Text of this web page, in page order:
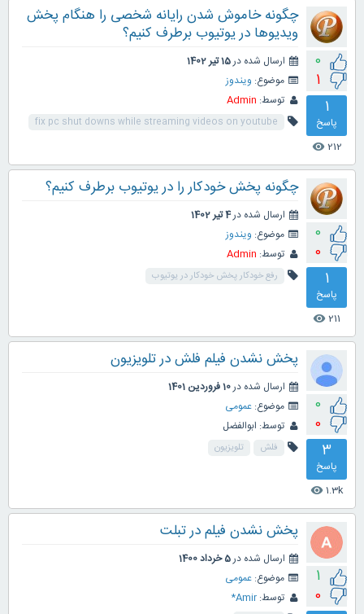
0
1
1
پاسخ
212
visibility
چگونه خاموش شدن رایانه شخصی را هنگام پخش
ویدیوها در یوتیوب برطرف کنیم؟
ارسال شده در15 تیر 1402
موضوع: ویندوز
توسط: Admin
fix pc shut downs while streaming videos on youtube
0
0
1
پاسخ
211
visibility
چگونه پخش خودکار را در یوتیوب برطرف کنیم؟
ارسال شده در4 تیر 1402
موضوع: ویندوز
توسط: Admin
رفع خودکار پخش خودکار در یوتیوب
0
0
3
پاسخ
1.3k
visibility
پخش نشدن فیلم فلش در تلویزیون
ارسال شده در10 فروردین 1401
موضوع: عمومی
توسط: ابوالفضل
فلش تلویزیون
1
0
پخش نشدن فیلم در تبلت
ارسال شده در5 خرداد 1400
موضوع: عمومی
توسط: Amir*